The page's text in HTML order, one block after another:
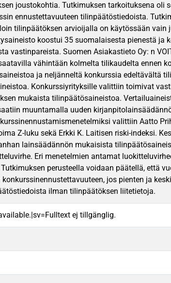
joustokohtia. Tutkimuksen tarkoituksena oli
ennustettavuuteen tilinpäätöstiedoista.
tilinpäätöksen arvioijalla on käytössään vain
koostui 35 suomalaisesta pienestä ja
vastinpareista. Suomen Asiakastieto Oy: n
vähintään kolmelta tilikaudelta ennen
ja neljänneltä konkurssia edeltävältä
Konkurssiyrityksille valittiin toimivat
mukaista tilinpäätösaineistoa.
muuntamalla uuden
valittiin Aatto
Z-luku sekä Erkki K. Laitisen riski-indeksi.
lainsäädännön mukaisista
Eri menetelmien antamat
perusteella voidaan päätellä, että
jos pienten ja
ilman tilinpäätöksen liitetietoja.
ej tillgänglig.